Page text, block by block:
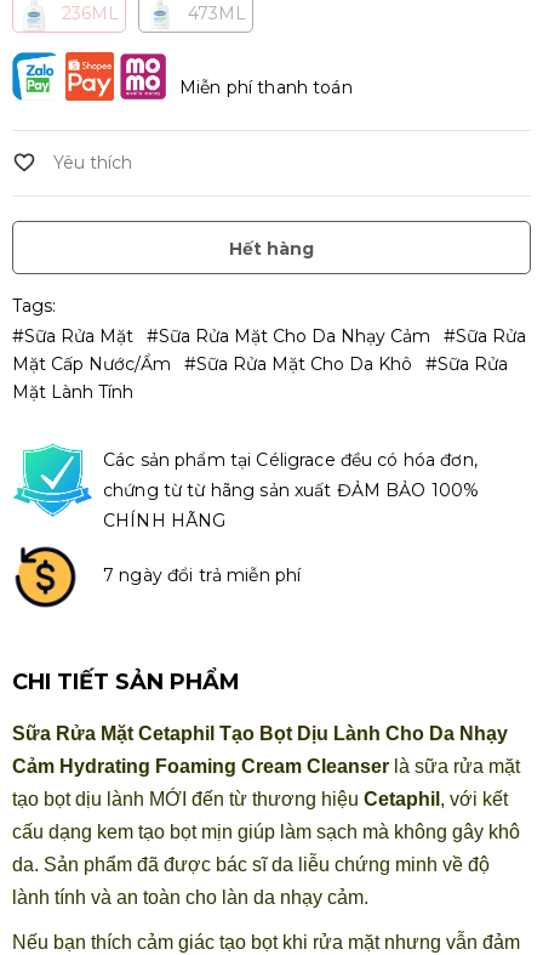
236ML 473ML
Miễn phí thanh toán
Hết hàng
Tags:
#Sữa Rửa Mặt
#sữa Rửa Mặt Cho Da Nhạy Cảm
#Sữa Rửa
Mặt Cấp Nước/ẩm
#sữa Rửa Mặt Cho Da Khô
#Sữa Rửa
Mặt Lành Tính
Các sản phẩm tại Céligrace đều có hóa đơn,
chứng từ từ hãng sản xuất ĐẢM BẢO 100%
CHÍNH HÃNG
7 ngày đổi trả miễn phí
CHI TIẾT SẢN PHẨM
Sữa Rửa Mặt Cetaphil Tạo Bọt Dịu Lành Cho Da Nhạy
Cảm Hydrating Foaming Cream Cleanser là sữa rửa mặt
tạo bọt dịu lành MỚI đến từ thương hiệu Cetaphil , với kết
cấu dạng kem tạo bọt mịn giúp làm sạch mà không gây khô
da. Sản phẩm đã được bác sĩ da liễu chứng minh về độ
lành tính và an toàn cho làn da nhạy cảm.
Nếu bạn thích cảm giác tạo bọt khi rửa mặt nhưng vẫn đảm